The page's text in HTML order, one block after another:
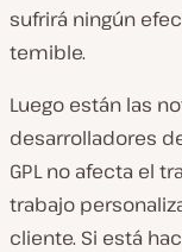
sufrirá ningún
temible.
Luego están las
desarrolladores
GPL no afecta el
trabajo
cliente. Si está